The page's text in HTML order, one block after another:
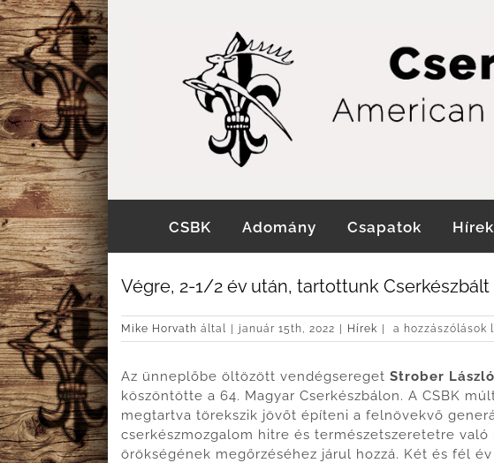
Kihagyás
CSBK Adomány Csapatok Hírek
Végre, 2-1/2 év után, tartottunk Cserkészbált
Mike Horvath által | január 15th, 2022 | Hírek |
Végre,
2-
év
után,
Cserkészbált
bejegyzéshez
a hozzászólások
Az ünneplőbe öltözött vendégsereget Strober
köszöntötte a 64. Magyar Cserkészbálon. A CSBK
megtartva törekszik jövőt építeni a felnövekvő
cserkészmozgalom hitre és természetszeretetre való
örökségének megőrzéséhez járul hozzá. Két és fél